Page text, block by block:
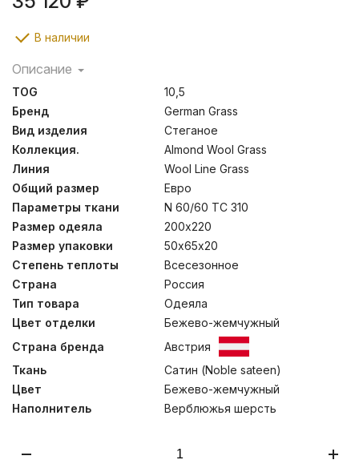
В наличии
Описание
Одеяла Almond изготовлены в жемчужном сатине, в
состав которого, помимо хлопка, добавлены волокна
TENCEL® для дополнительной шелковистости и
гладкости ткани. Наполнитель – верблюжий пух,
армированный би-компонентом, благодаря которому
одеяла долгие годы сохранят свою воздушность и
пушистость. Увеличенная плотность наполнителя
создает по-настоящему теплые одеяла для холодного
времени года. Одеяла отделаны стежкой “Кокон”,
обеспечивающий мягкое облегание тела во время
сна. Инновационная система “нестеганого валика”,
расположенного по периметру всего изделия, слегка
утяжеляет одеяло по краям и препятствует
попаданию холодного воздуха, обеспечивая
дополнительный комфорт. Стирка при температуре до
30°С.
TOG
10,5
Бренд
German Grass
Вид изделия
Стеганое
Коллекция.
Almond Wool Grass
Линия
Wool Line Grass
Общий размер
Евро
Параметры ткани
N 60/60 TC 310
Размер одеяла
200х220
Размер упаковки
50х65х20
Степень теплоты
Всесезонное
Страна
Россия
Тип товара
Одеяла
Цвет отделки
Бежево-жемчужный
Страна бренда
Австрия
Ткань
Сатин (Noble sateen)
Цвет
Бежево-жемчужный
Наполнитель
Верблюжья шерсть